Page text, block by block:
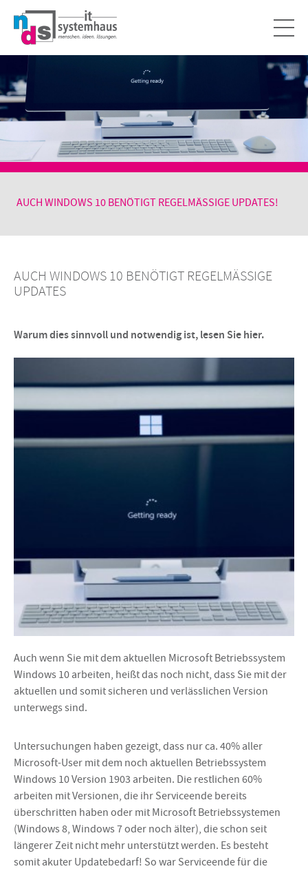
AUCH WINDOWS 10 BENÖTIGT REGELMÄSSIGE UPDATES!
AUCH WINDOWS 10 BENÖTIGT REGELMÄSSIGE
UPDATES
Warum dies sinnvoll und notwendig ist, lesen Sie hier.
Auch wenn Sie mit dem aktuellen Microsoft Betriebssystem
Windows 10 arbeiten, heißt das noch nicht, dass Sie mit der
aktuellen und somit sicheren und verlässlichen Version
unterwegs sind.
Untersuchungen haben gezeigt, dass nur ca. 40% aller
Microsoft-User mit dem noch aktuellen Betriebssystem
Windows 10 Version 1903 arbeiten. Die restlichen 60%
arbeiten mit Versionen, die ihr Serviceende bereits
überschritten haben oder mit Microsoft Betriebssystemen
(Windows 8, Windows 7 oder noch älter), die schon seit
längerer Zeit nicht mehr unterstützt werden. Es besteht
somit akuter Updatebedarf! So war Serviceende für die